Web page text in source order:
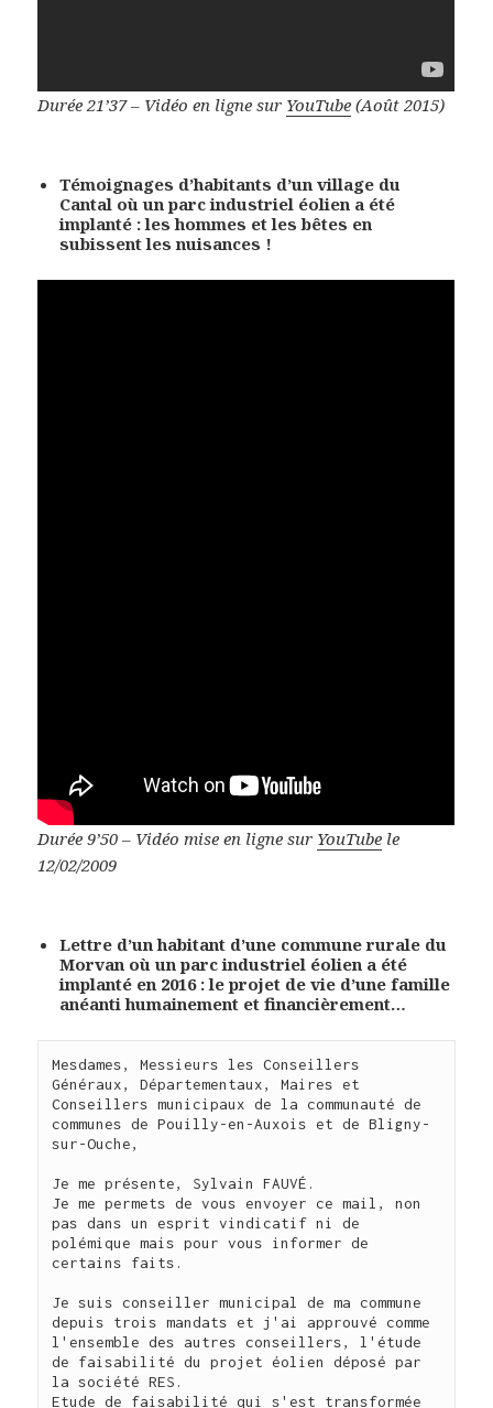
Durée 21’37 – Vidéo en ligne sur YouTube (Août 2015)
Témoignages d’habitants d’un village du
Cantal où un parc industriel éolien a été
implanté :les hommes et les bêtes en
subissent les nuisances !
Durée 9’50 – Vidéo mise en ligne sur YouTube le
12/02/2009
Lettre d’un habitant d’une commune rurale du
Morvan où un parc industriel éolien a été
implanté en 2016 :le projet de vie d’une famille
anéanti humainement et financièrement…
Mesdames, Messieurs les Conseillers
Généraux, Départementaux, Maires et
Conseillers municipaux de la communauté de
communes de Pouilly-en-Auxois et de Bligny-
sur-Ouche,
Je me présente, Sylvain FAUVÉ.
Je me permets de vous envoyer ce mail, non
pas dans un esprit vindicatif ni de
polémique mais pour vous informer de
certains faits.
Je suis conseiller municipal de ma commune
depuis trois mandats et j'ai approuvé comme
l'ensemble des autres conseillers, l'étude
de faisabilité du projet éolien déposé par
la société RES.
Etude de faisabilité qui s'est transformée